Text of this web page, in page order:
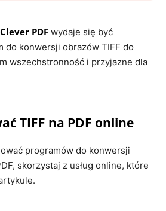
Clever PDF wydaje się być
do konwersji obrazów TIFF do
wszechstronność i przyjazne dla
TIFF na PDF online
programów do konwersji
skorzystaj z usług online, które